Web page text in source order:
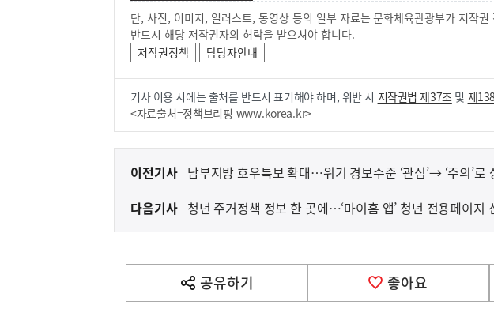
단, 사진, 이미지, 일러스트, 동영상 등의 일부 자료는 문화체육관광부가 저작
반드시 해당 저작권자의 허락을 받으셔야 합니다.
저작권정책
담당자안내
기사 이용 시에는 출처를 반드시 표기해야 하며, 위반 시 저작권법 제37조및 제
<자료출처=정책브리핑 www.korea.kr>
이
다
음
기
영
이전기사 남부지방 호우특보 확대…위기 경보수준 ‘관심’→ ‘주의’로
다음기사
청년 주거정책 정보 한 곳에…‘마이홈 앱’ 청년 전용페
공유하기
열
기
좋아요